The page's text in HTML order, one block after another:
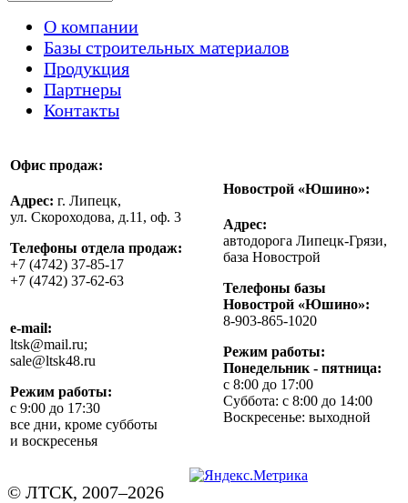
О компании
Базы строительных материалов
Продукция
Партнеры
Контакты
Офис продаж:
Адрес: г. Липецк,
ул. Скороходова, д.11, оф. 3
Телефоны отдела продаж:
+7 (4742) 37-85-17
+7 (4742) 37-62-63
e-mail:
ltsk@mail.ru;
sale@ltsk48.ru
Режим работы:
с 9:00 до 17:30
все дни, кроме субботы
и воскресенья
Новострой «Юшино»:
Адрес:
автодорога Липецк-Грязи,
база Новострой
Телефоны базы
Новострой «Юшино»:
8-903-865-1020
Режим работы:
Понедельник - пятница:
с 8:00 до 17:00
Суббота: с 8:00 до 14:00
Воскресенье: выходной
© ЛТСК, 2007–2026